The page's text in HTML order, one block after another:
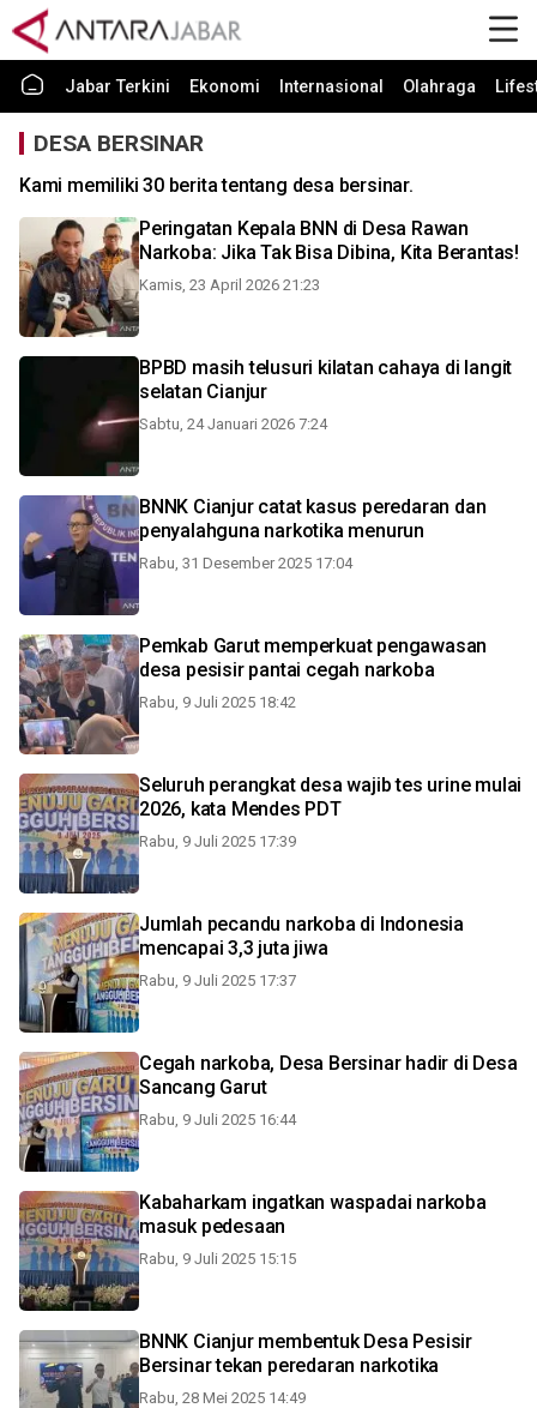
Jabar Terkini Ekonomi Internasional Olahraga
DESA BERSINAR
Kami memiliki 30 berita tentang desa bersinar.
Peringatan Kepala BNN di Desa Rawan
Narkoba: Jika Tak Bisa Dibina, Kita Berantas!
Kamis, 23 April 2026 21:23
BPBD masih telusuri kilatan cahaya di langit
selatan Cianjur
Sabtu, 24 Januari 2026 7:24
BNNK Cianjur catat kasus peredaran dan
penyalahguna narkotika menurun
Rabu, 31 Desember 2025 17:04
Pemkab Garut memperkuat pengawasan
desa pesisir pantai cegah narkoba
Rabu, 9 Juli 2025 18:42
Seluruh perangkat desa wajib tes urine mulai
2026, kata Mendes PDT
Rabu, 9 Juli 2025 17:39
Jumlah pecandu narkoba di Indonesia
mencapai 3,3 juta jiwa
Rabu, 9 Juli 2025 17:37
Cegah narkoba, Desa Bersinar hadir di Desa
Sancang Garut
Rabu, 9 Juli 2025 16:44
Kabaharkam ingatkan waspadai narkoba
masuk pedesaan
Rabu, 9 Juli 2025 15:15
BNNK Cianjur membentuk Desa Pesisir
Bersinar tekan peredaran narkotika
Rabu, 28 Mei 2025 14:49